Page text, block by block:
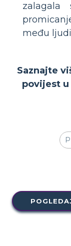
među
Saznajte
povijest u